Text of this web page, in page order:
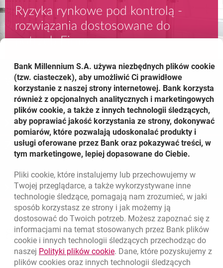
Ryzyka rynkowe pod kontrolą -
rozwiązania dostosowane do
potrzeb Firmy
Wymiana walutowa
Zabezpieczenie stopy procentowej
Nawigacja dolna
Zadzwoń do nas
801 31 31 31
(+48) 22 598 41 61 Migam
Bank Millennium S.A. używa niezbędnych plików cookie
(tzw. ciasteczek), aby umożliwić Ci prawidłowe
korzystanie z naszej strony internetowej. Bank korzysta
również z opcjonalnych analitycznych i marketingowych
plików cookie, a także z innych technologii śledzących,
aby poprawiać jakość korzystania ze strony, dokonywać
pomiarów, które pozwalają udoskonalać produkty i
usługi oferowane przez Bank oraz pokazywać treści, w
tym marketingowe, lepiej dopasowane do Ciebie.
Pliki cookie, które instalujemy lub przechowujemy w
Twojej przeglądarce, a także wykorzystywane inne
technologie śledzące, pomagają nam zrozumieć, w jaki
sposób korzystasz ze strony i jak możemy ją
dostosować do Twoich potrzeb. Możesz zapoznać się z
informacjami na temat stosowanych przez Bank plików
cookie i innych technologii śledzących przechodząc do
naszej Polityki plików cookielink otwiera się w nowym oknie
. Dane, które pozyskujemy z
plików cookies oraz innych technologii śledzących